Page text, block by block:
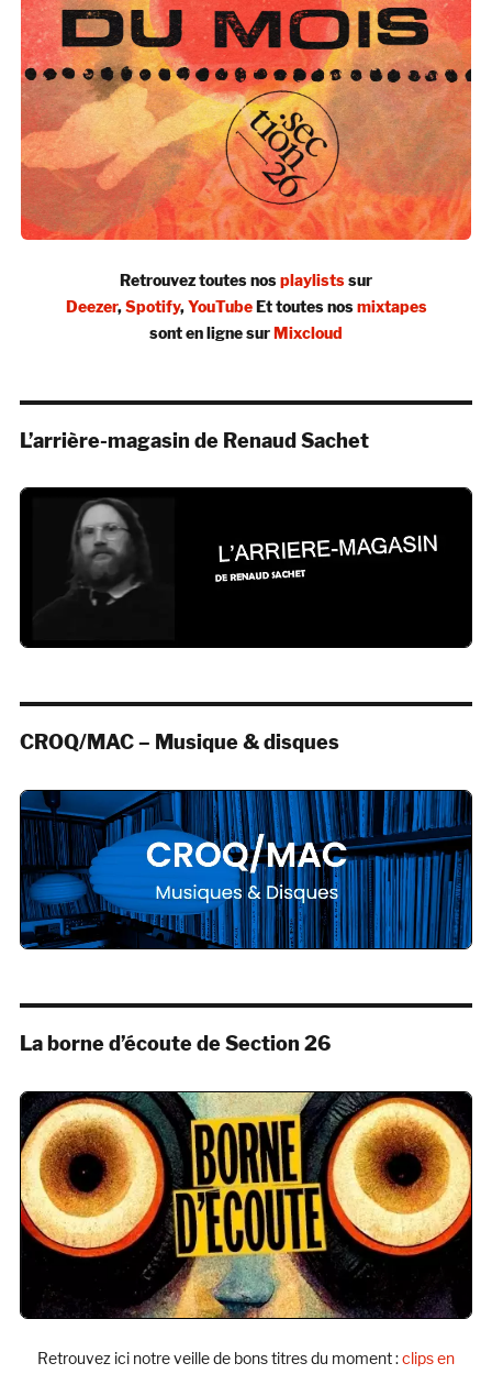
Retrouvez toutes nosplaylistssur
Deezer,Spotify,YouTubeEt toutes nosmixtapes
sont en ligne surMixcloud
L’arrière-magasin de Renaud Sachet
CROQ/MAC – Musique & disques
La borne d’écoute de Section 26
Retrouvez ici notre veille de bons titres du moment :clips en